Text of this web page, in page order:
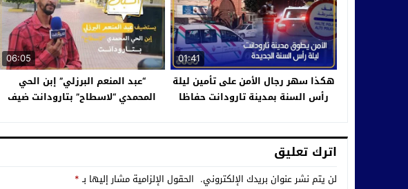
01:41
هكذا سهر رجال الأمن على تأمين ليلة
رأس السنة بمدينة تارودانت حفاظا
06:05
“عبد المنعم البرزلي” إبن الحي
المحمدي “لاسطاح” بتارودانت ضيف
اترك تعليق
لن يتم نشر عنوان بريدك الإلكتروني. الحقول الإلزامية مشار إليها بـ*